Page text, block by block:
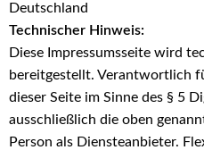
Deutschland
Technischer Hinweis:
Diese Impressumsseite wird
bereitgestellt. Verantwortlich
dieser Seite im Sinne des § 5
ausschließlich die oben
Person als Diensteanbieter.